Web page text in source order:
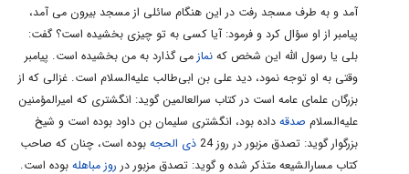
4- كسانى كه اهل نماز و زكات نيستند، حقّ ولايت بر مردم را ندارند. إِنَّما
وَلِيُّكُمُ اللَّهُ‌ ... ( «إِنَّما»، نشانه‌ى انحصار ولايت در افراد خاصّ است)
5- براى توجّه به محرومان، نماز هم مانع نيست. «يُؤْتُونَ الزَّكاةَ وَ هُمْ
راكِعُونَ» (آرى، فقير نبايد از جمع مسلمانان دست خالى برگردد.)
6- ولايت از آنِ كسانى است كه نسبت به اقامه‌ى نماز وپرداخت زكات
پايدار باشد. يُقِيمُونَ الصَّلاةَ وَ يُؤْتُونَ‌ ... ( «يُقِيمُونَ» و «يُؤْتُونَ» نشانه
دوام است)
آمد و به طرف مسجد رفت در اين هنگام سائلى از مسجد بيرون مى آمد،
پيامبر از او سؤال كرد و فرمود: آيا كسى به تو چيزى بخشيده است؟ گفت:
بلى يا رسول اللّه اين شخص كه نماز مى گذارد به من بخشيده است. پيامبر
وقتى به او توجه نمود، ديد على بن ابى‌طالب علیه‌السلام است. غزالى كه از
بزرگان علماى عامه است در كتاب سرالعالمين گويد: انگشترى كه اميرالمؤمنين
علیه‌السلام صدقهداده بود، انگشترى سليمان بن داود بوده است و شيخ
بزرگوار گويد: تصدق مزبور در روز 24
ذی الحجهبوده است، چنان كه صاحب
كتاب مسارالشيعه متذكر شده و گويد: تصدق مزبور در روز مباهلهبوده است.